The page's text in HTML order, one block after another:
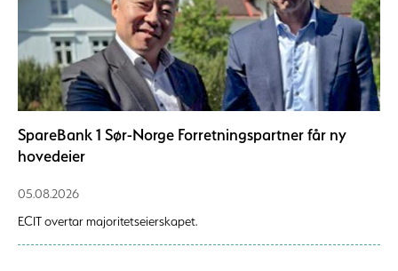
SpareBank 1 Sør-Norge Forretningspartner får ny
hovedeier
05.08.2026
ECIT overtar majoritetseierskapet.